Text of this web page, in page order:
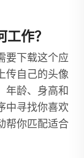
作？
要下载这个应
传自己的头像
年龄、身高和
中寻找你喜欢
帮你匹配适合